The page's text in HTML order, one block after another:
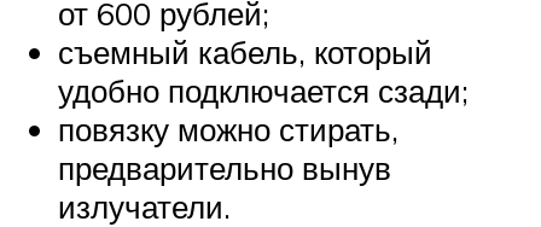
от 600 рублей;
съемный кабель, который
удобно подключается сзади;
повязку можно стирать,
предварительно вынув
излучатели.